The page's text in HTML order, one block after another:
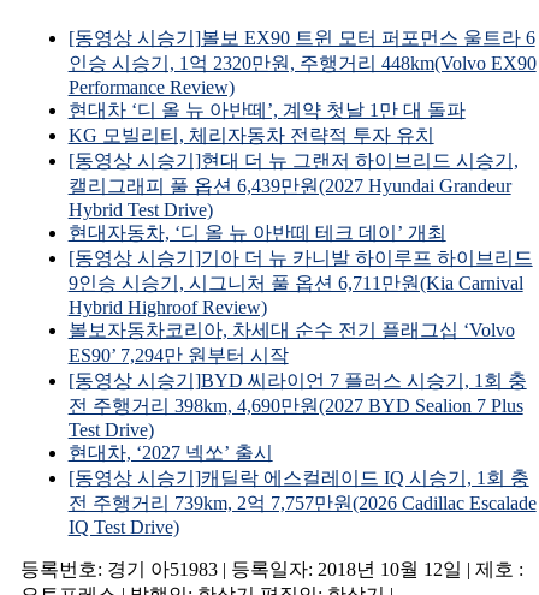
[동영상 시승기]볼보 EX90 트윈 모터 퍼포먼스 울트라 6
인승 시승기, 1억 2320만원, 주행거리 448km(Volvo EX90
Performance Review)
현대차 ‘디 올 뉴 아반떼’, 계약 첫날 1만 대 돌파
KG 모빌리티, 체리자동차 전략적 투자 유치
[동영상 시승기]현대 더 뉴 그랜저 하이브리드 시승기,
캘리그래피 풀 옵션 6,439만원(2027 Hyundai Grandeur
Hybrid Test Drive)
현대자동차, ‘디 올 뉴 아반떼 테크 데이’ 개최
[동영상 시승기]기아 더 뉴 카니발 하이루프 하이브리드
9인승 시승기, 시그니처 풀 옵션 6,711만원(Kia Carnival
Hybrid Highroof Review)
볼보자동차코리아, 차세대 순수 전기 플래그십 ‘Volvo
ES90’ 7,294만 원부터 시작
[동영상 시승기]BYD 씨라이언 7 플러스 시승기, 1회 충
전 주행거리 398km, 4,690만원(2027 BYD Sealion 7 Plus
Test Drive)
현대차, ‘2027 넥쏘’ 출시
[동영상 시승기]캐딜락 에스컬레이드 IQ 시승기, 1회 충
전 주행거리 739km, 2억 7,757만원(2026 Cadillac Escalade
IQ Test Drive)
등록번호: 경기 아51983 | 등록일자: 2018년 10월 12일 | 제호 :